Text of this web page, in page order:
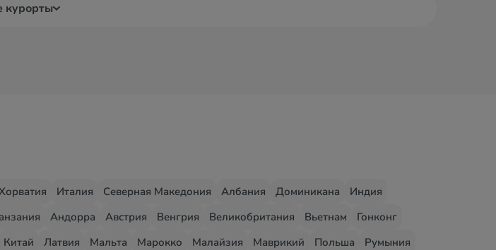
курорты
Италия Северная Македония Албания Доминикана
Индия
Андорра Австрия Венгрия Великобритания Вьетнам
Гонконг
Китай Латвия Мальта Марокко Малайзия Маврикий Польша
Румыния